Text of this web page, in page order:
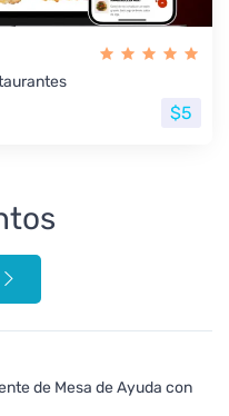
$5
de Mesa de Ayuda con